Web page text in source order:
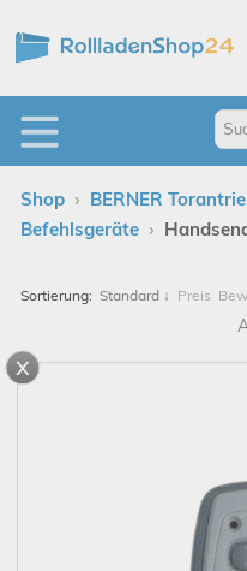
Shop › BERNER
Befehlsgeräte ›
Sortierung: Standard ↓ Preis
x